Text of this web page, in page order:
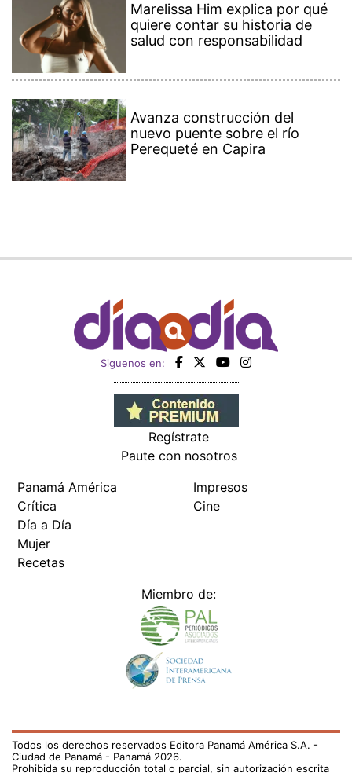
Marelissa Him explica por qué
quiere contar su historia de
salud con responsabilidad
Avanza construcción del
nuevo puente sobre el río
Perequeté en Capira
Siguenos en:
Regístrate
Paute con nosotros
Panamá América
Crítica
Día a Día
Mujer
Recetas
Impresos
Cine
Miembro de:
Todos los derechos reservados Editora Panamá América S.A. -
Ciudad de Panamá - Panamá 2026.
Prohibida su reproducción total o parcial, sin autorización escrita